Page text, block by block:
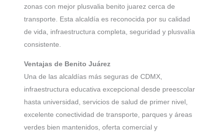
zonas con mejor plusvalia benito juarez cerca de
transporte. Esta alcaldía es reconocida por su calidad
de vida, infraestructura completa, seguridad y plusvalía
consistente.
Ventajas de Benito Juárez
Una de las alcaldías más seguras de CDMX,
infraestructura educativa excepcional desde preescolar
hasta universidad, servicios de salud de primer nivel,
excelente conectividad de transporte, parques y áreas
verdes bien mantenidos, oferta comercial y